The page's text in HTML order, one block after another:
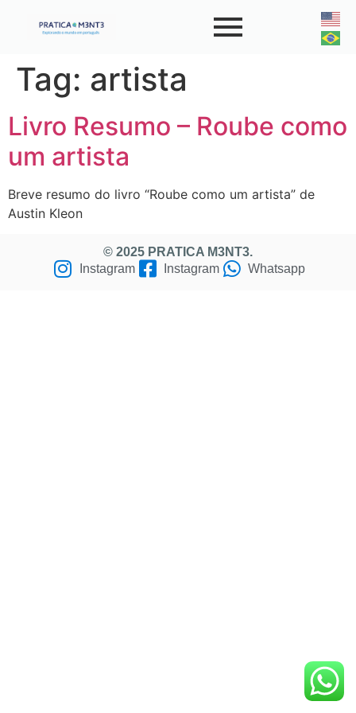
Tag: artista
Livro Resumo – Roube como
um artista
Breve resumo do livro “Roube como um artista” de
Austin Kleon
© 2025 PRATICA M3NT3.
Instagram
Instagram Whatsapp